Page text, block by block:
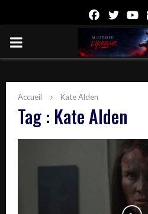
Facebook
PRIMARY
Accueil Kate Alden
Tag : Kate Alden